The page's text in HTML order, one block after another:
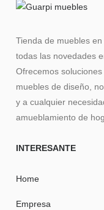
Tienda de muebles
todas las novedades
Ofrecemos
muebles de diseño,
y a cualquier
amueblamiento de
INTERESANTE
Home
Empresa